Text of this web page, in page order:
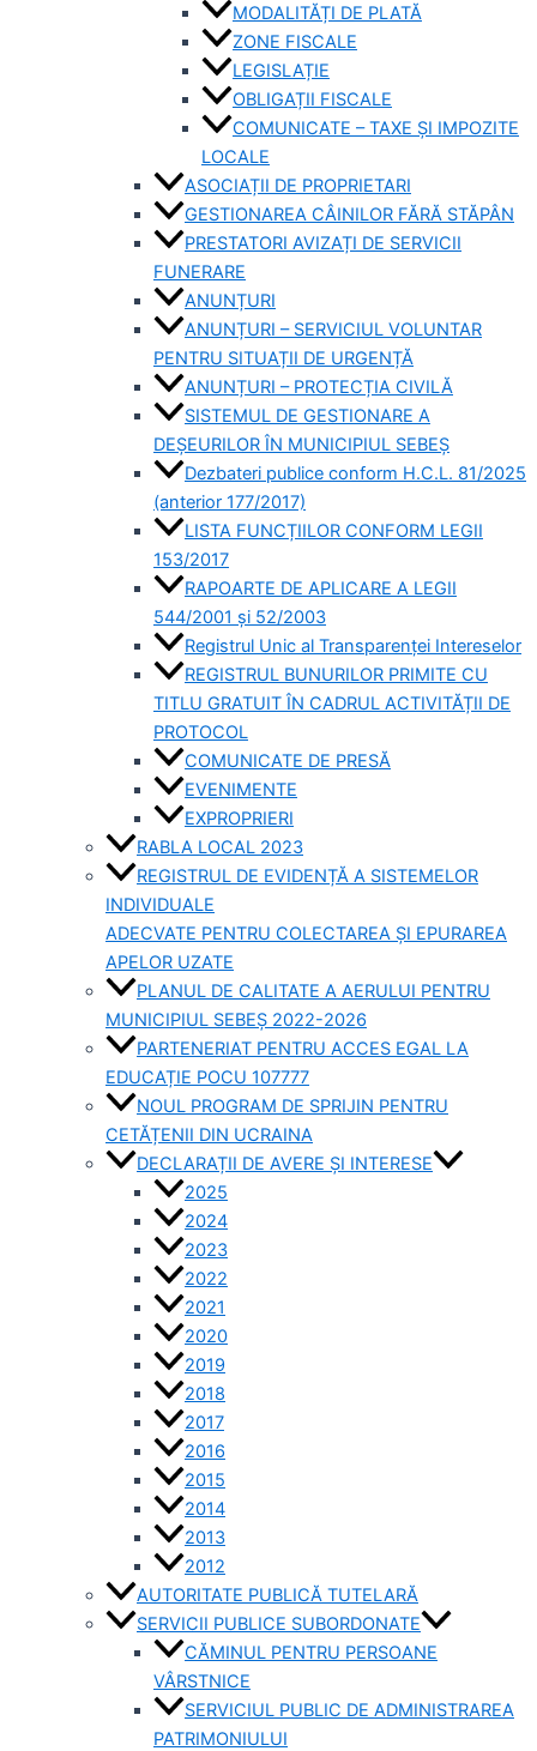
MODALITĂȚI DE PLATĂ
ZONE FISCALE
LEGISLAȚIE
OBLIGAȚII FISCALE
COMUNICATE – TAXE ȘI IMPOZITE
LOCALE
ASOCIAȚII DE PROPRIETARI
GESTIONAREA CÂINILOR FĂRĂ STĂPÂN
PRESTATORI AVIZAȚI DE SERVICII
FUNERARE
ANUNȚURI
ANUNȚURI – SERVICIUL VOLUNTAR
PENTRU SITUAȚII DE URGENȚĂ
ANUNȚURI – PROTECȚIA CIVILĂ
SISTEMUL DE GESTIONARE A
DEȘEURILOR ÎN MUNICIPIUL SEBEȘ
Dezbateri publice conform H.C.L. 81/2025
(anterior 177/2017)
LISTA FUNCȚIILOR CONFORM LEGII
153/2017
RAPOARTE DE APLICARE A LEGII
544/2001 și 52/2003
Registrul Unic al Transparenței Intereselor
REGISTRUL BUNURILOR PRIMITE CU
TITLU GRATUIT ÎN CADRUL ACTIVITĂȚII DE
PROTOCOL
COMUNICATE DE PRESĂ
EVENIMENTE
EXPROPRIERI
RABLA LOCAL 2023
REGISTRUL DE EVIDENȚĂ A SISTEMELOR
INDIVIDUALE
ADECVATE PENTRU COLECTAREA ȘI EPURAREA
APELOR UZATE
PLANUL DE CALITATE A AERULUI PENTRU
MUNICIPIUL SEBEȘ 2022-2026
PARTENERIAT PENTRU ACCES EGAL LA
EDUCAȚIE POCU 107777
NOUL PROGRAM DE SPRIJIN PENTRU
CETĂȚENII DIN UCRAINA
DECLARAȚII DE AVERE ȘI INTERESE
2025
2024
2023
2022
2021
2020
2019
2018
2017
2016
2015
2014
2013
2012
AUTORITATE PUBLICĂ TUTELARĂ
SERVICII PUBLICE SUBORDONATE
CĂMINUL PENTRU PERSOANE
VÂRSTNICE
SERVICIUL PUBLIC DE ADMINISTRAREA
PATRIMONIULUI